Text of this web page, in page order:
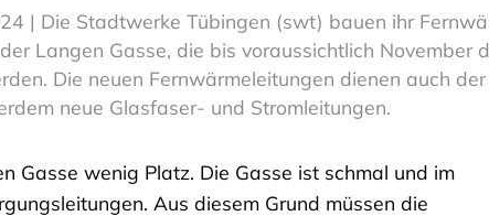
| Die Stadtwerke Tübingen (swt) bauen ihr
Langen Gasse, die bis voraussichtlich November
Die neuen Fernwärmeleitungen dienen auch
neue Glasfaser- und Stromleitungen.
Gasse wenig Platz. Die Gasse ist schmal und im
Aus diesem Grund müssen die